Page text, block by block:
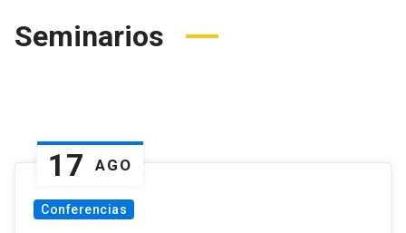
Seminarios
17 AGO
Conferencias